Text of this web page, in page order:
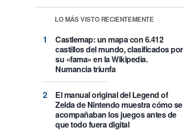
LO MÁS VISTO RECIENTEMENTE
Castlemap: un mapa con 6.412
castillos del mundo, clasificados por
su «fama» en la Wikipedia.
Numancia triunfa
El manual original del Legend of
Zelda de Nintendo muestra cómo se
acompañaban los juegos antes de
que todo fuera digital